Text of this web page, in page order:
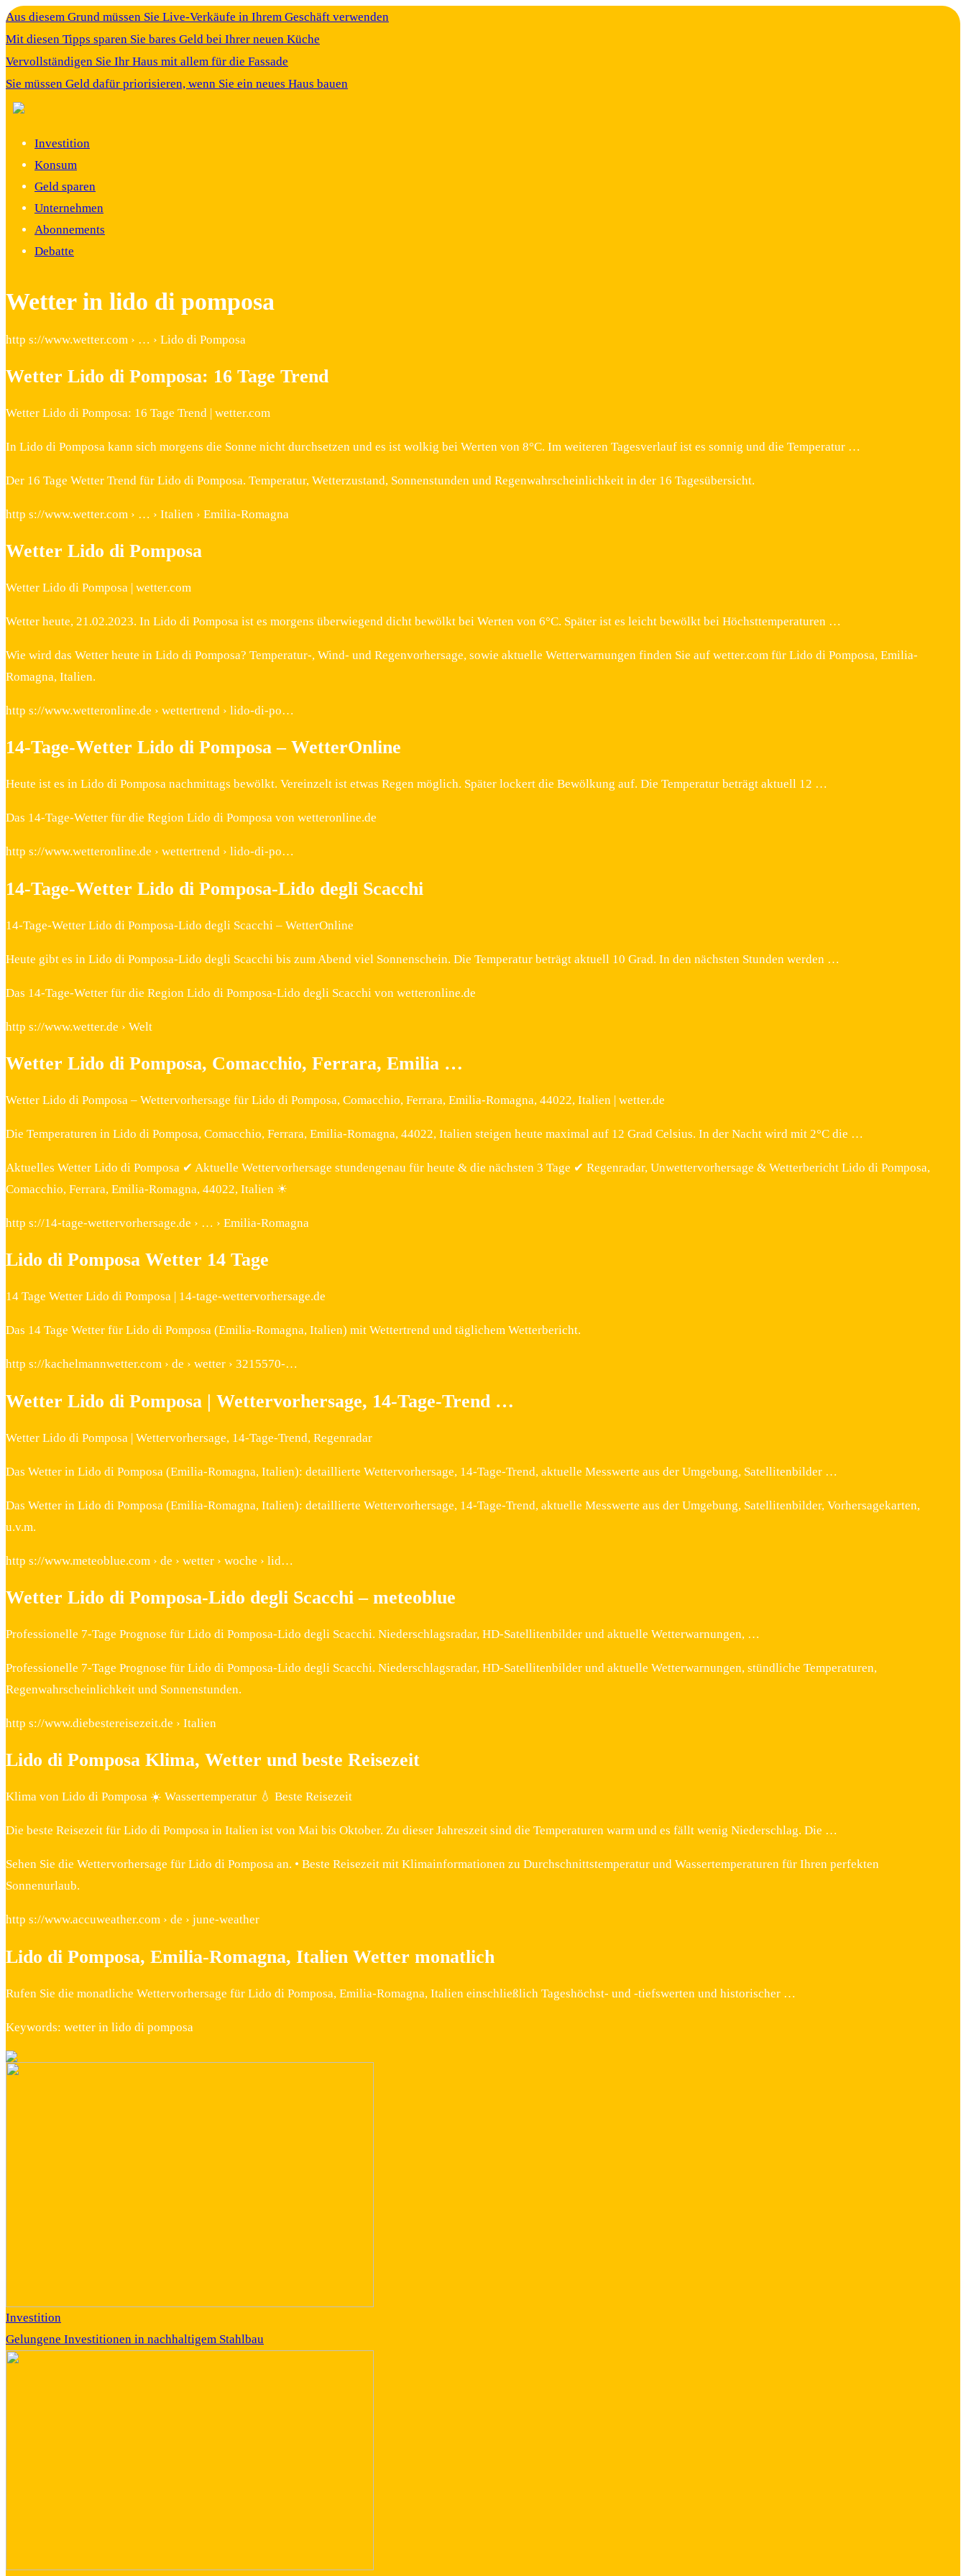
Aus diesem Grund müssen Sie Live-Verkäufe in Ihrem Geschäft verwenden
Mit diesen Tipps sparen Sie bares Geld bei Ihrer neuen Küche
Vervollständigen Sie Ihr Haus mit allem für die Fassade
Sie müssen Geld dafür priorisieren, wenn Sie ein neues Haus bauen
Investition
Konsum
Geld sparen
Unternehmen
Abonnements
Debatte
Wetter in lido di pomposa
http s://www.wetter.com › … › Lido di Pomposa
Wetter Lido di Pomposa: 16 Tage Trend
Wetter Lido di Pomposa: 16 Tage Trend | wetter.com
In Lido di Pomposa kann sich morgens die Sonne nicht durchsetzen und es ist wolkig bei Werten von 8°C. Im weiteren Tagesverlauf ist es sonnig und die Temperatur …
Der 16 Tage Wetter Trend für Lido di Pomposa. Temperatur, Wetterzustand, Sonnenstunden und Regenwahrscheinlichkeit in der 16 Tagesübersicht.
http s://www.wetter.com › … › Italien › Emilia-Romagna
Wetter Lido di Pomposa
Wetter Lido di Pomposa | wetter.com
Wetter heute, 21.02.2023. In Lido di Pomposa ist es morgens überwiegend dicht bewölkt bei Werten von 6°C. Später ist es leicht bewölkt bei Höchsttemperaturen …
Wie wird das Wetter heute in Lido di Pomposa? Temperatur-, Wind- und Regenvorhersage, sowie aktuelle Wetterwarnungen finden Sie auf wetter.com für Lido di Pomposa, Emilia-
Romagna, Italien.
http s://www.wetteronline.de › wettertrend › lido-di-po…
14-Tage-Wetter Lido di Pomposa – WetterOnline
Heute ist es in Lido di Pomposa nachmittags bewölkt. Vereinzelt ist etwas Regen möglich. Später lockert die Bewölkung auf. Die Temperatur beträgt aktuell 12 …
Das 14-Tage-Wetter für die Region Lido di Pomposa von wetteronline.de
http s://www.wetteronline.de › wettertrend › lido-di-po…
14-Tage-Wetter Lido di Pomposa-Lido degli Scacchi
14-Tage-Wetter Lido di Pomposa-Lido degli Scacchi – WetterOnline
Heute gibt es in Lido di Pomposa-Lido degli Scacchi bis zum Abend viel Sonnenschein. Die Temperatur beträgt aktuell 10 Grad. In den nächsten Stunden werden …
Das 14-Tage-Wetter für die Region Lido di Pomposa-Lido degli Scacchi von wetteronline.de
http s://www.wetter.de › Welt
Wetter Lido di Pomposa, Comacchio, Ferrara, Emilia …
Wetter Lido di Pomposa – Wettervorhersage für Lido di Pomposa, Comacchio, Ferrara, Emilia-Romagna, 44022, Italien | wetter.de
Die Temperaturen in Lido di Pomposa, Comacchio, Ferrara, Emilia-Romagna, 44022, Italien steigen heute maximal auf 12 Grad Celsius. In der Nacht wird mit 2°C die …
Aktuelles Wetter Lido di Pomposa ✔ Aktuelle Wettervorhersage stundengenau für heute & die nächsten 3 Tage ✔ Regenradar, Unwettervorhersage & Wetterbericht Lido di Pomposa,
Comacchio, Ferrara, Emilia-Romagna, 44022, Italien ☀
http s://14-tage-wettervorhersage.de › … › Emilia-Romagna
Lido di Pomposa Wetter 14 Tage
14 Tage Wetter Lido di Pomposa | 14-tage-wettervorhersage.de
Das 14 Tage Wetter für Lido di Pomposa (Emilia-Romagna, Italien) mit Wettertrend und täglichem Wetterbericht.
http s://kachelmannwetter.com › de › wetter › 3215570-…
Wetter Lido di Pomposa | Wettervorhersage, 14-Tage-Trend …
Wetter Lido di Pomposa | Wettervorhersage, 14-Tage-Trend, Regenradar
Das Wetter in Lido di Pomposa (Emilia-Romagna, Italien): detaillierte Wettervorhersage, 14-Tage-Trend, aktuelle Messwerte aus der Umgebung, Satellitenbilder …
Das Wetter in Lido di Pomposa (Emilia-Romagna, Italien): detaillierte Wettervorhersage, 14-Tage-Trend, aktuelle Messwerte aus der Umgebung, Satellitenbilder, Vorhersagekarten,
u.v.m.
http s://www.meteoblue.com › de › wetter › woche › lid…
Wetter Lido di Pomposa-Lido degli Scacchi – meteoblue
Professionelle 7-Tage Prognose für Lido di Pomposa-Lido degli Scacchi. Niederschlagsradar, HD-Satellitenbilder und aktuelle Wetterwarnungen, …
Professionelle 7-Tage Prognose für Lido di Pomposa-Lido degli Scacchi. Niederschlagsradar, HD-Satellitenbilder und aktuelle Wetterwarnungen, stündliche Temperaturen,
Regenwahrscheinlichkeit und Sonnenstunden.
http s://www.diebestereisezeit.de › Italien
Lido di Pomposa Klima, Wetter und beste Reisezeit
Klima von Lido di Pomposa ☀️ Wassertemperatur 💧 Beste Reisezeit
Die beste Reisezeit für Lido di Pomposa in Italien ist von Mai bis Oktober. Zu dieser Jahreszeit sind die Temperaturen warm und es fällt wenig Niederschlag. Die …
Sehen Sie die Wettervorhersage für Lido di Pomposa an. • Beste Reisezeit mit Klimainformationen zu Durchschnittstemperatur und Wassertemperaturen für Ihren perfekten
Sonnenurlaub.
http s://www.accuweather.com › de › june-weather
Lido di Pomposa, Emilia-Romagna, Italien Wetter monatlich
Rufen Sie die monatliche Wettervorhersage für Lido di Pomposa, Emilia-Romagna, Italien einschließlich Tageshöchst- und -tiefswerten und historischer …
Keywords: wetter in lido di pomposa
Investition
Gelungene Investitionen in nachhaltigem Stahlbau